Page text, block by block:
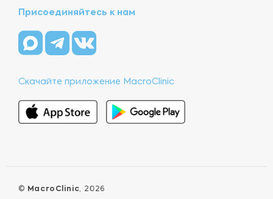
Присоединяйтесь к нам
Скачайте приложение MacroClinic
© MacroClinic, 2026